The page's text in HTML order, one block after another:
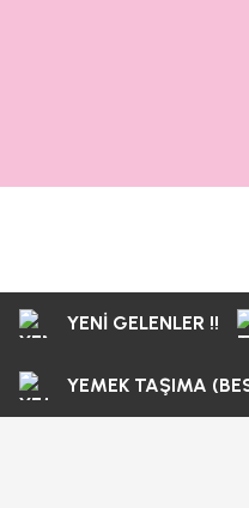
YENİ GELENLER !!
YEMEK TAŞIMA